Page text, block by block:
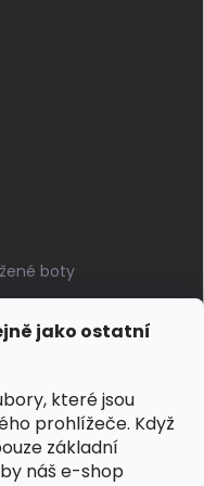
jako ostatní
které jsou
prohlížeče. Když
základní
náš e-shop
boty
pravé kůže, dotek